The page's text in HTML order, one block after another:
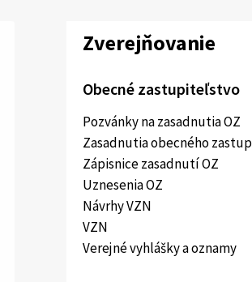
Zverejňovanie
Obecné zastupiteľstvo
Pozvánky na zasadnutia OZ
Zasadnutia obecného
Zápisnice zasadnutí OZ
Uznesenia OZ
Návrhy VZN
VZN
Verejné vyhlášky a oznamy